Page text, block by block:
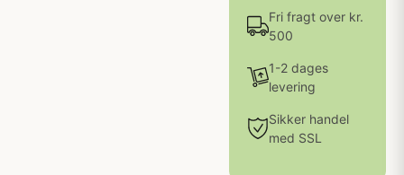
Fri fragt over kr.
500
1-2 dages
levering
Sikker handel
med SSL